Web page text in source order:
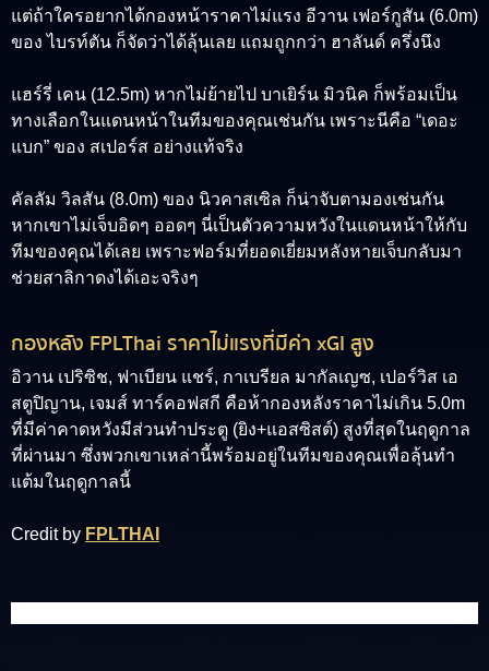
แต่ถ้าใครอยากได้กองหน้าราคาไม่แรง อีวาน เฟอร์กูสัน (6.0m)
ของ ไบรท์ตัน ก็จัดว่าได้ลุ้นเลย แถมถูกกว่า ฮาลันด์ ครึ่งนึง
แฮร์รี่ เคน (12.5m) หากไม่ย้ายไป บาเยิร์น มิวนิค ก็พร้อมเป็น
ทางเลือกในแดนหน้าในทีมของคุณเช่นกัน เพราะนีคือ “เดอะ
แบก” ของ สเปอร์ส อย่างแท้จริง
คัลลัม วิลสัน (8.0m) ของ นิวคาสเซิล ก็น่าจับตามองเช่นกัน
หากเขาไม่เจ็บอิดๆ ออดๆ นี่เป็นตัวความหวังในแดนหน้าให้กับ
ทีมของคุณได้เลย เพราะฟอร์มที่ยอดเยี่ยมหลังหายเจ็บกลับมา
ช่วยสาลิกาดงได้เอะจริงๆ
กองหลัง FPLThai ราคาไม่แรงที่มีค่า xGI สูง
อิวาน เปริซิช, ฟาเบียน แชร์, กาเบรียล มากัลเญซ, เปอร์วิส เอ
สตูปิญาน, เจมส์ ทาร์คอฟสกี คือห้ากองหลังราคาไม่เกิน 5.0m
ที่มีค่าคาดหวังมีส่วนทำประตู (ยิง+แอสซิสต์) สูงที่สุดในฤดูกาล
ที่ผ่านมา ซึ่งพวกเขาเหล่านี้พร้อมอยู่ในทีมของคุณเพื่อลุ้นทำ
แต้มในฤดูกาลนี้
Credit by FPLTHAI